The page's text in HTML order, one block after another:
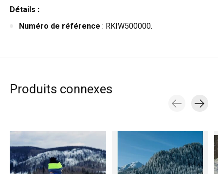
Détails :
Numéro de référence : RKIW500000.
Produits connexes